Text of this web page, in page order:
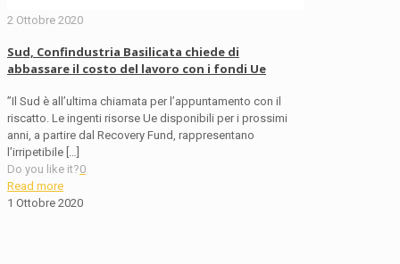
2 Ottobre 2020
Sud, Confindustria Basilicata chiede di
abbassare il costo del lavoro con i fondi Ue
”Il Sud è all’ultima chiamata per l’appuntamento con il
riscatto. Le ingenti risorse Ue disponibili per i prossimi
anni, a partire dal Recovery Fund, rappresentano
l’irripetibile […]
Do you like it?0
Read more
1 Ottobre 2020